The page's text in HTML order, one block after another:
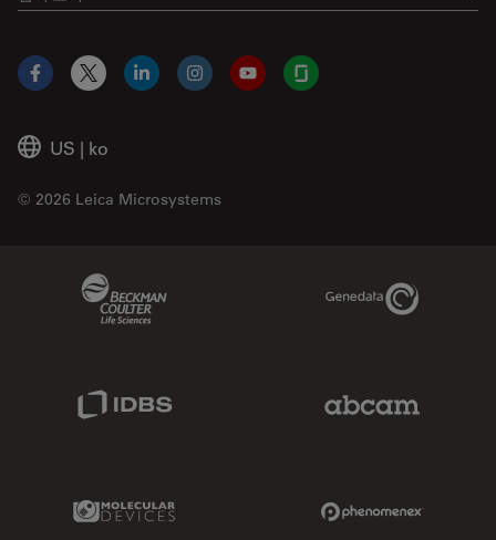
US | ko
© 2026 Leica Microsystems
Facebook
X LinkedInInstagramYouTubeGlassdoor
Genedata Link
IDBS Link
Molecular Devices Link